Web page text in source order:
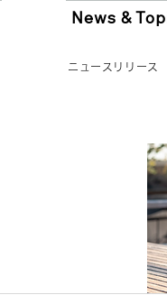
News &
ニュースリリース